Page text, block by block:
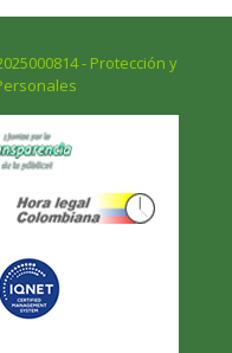
- Protección y